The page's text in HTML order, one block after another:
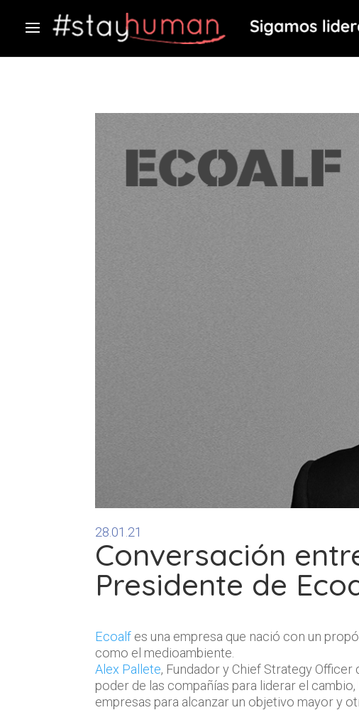
28.01.21
Conversación
Presidente de
Ecoalf es una empresa que nació con un
como el medioambiente.
Alex Pallete, Fundador y Chief Strategy
poder de las compañías para liderar el
empresas para alcanzar un objetivo mayor y